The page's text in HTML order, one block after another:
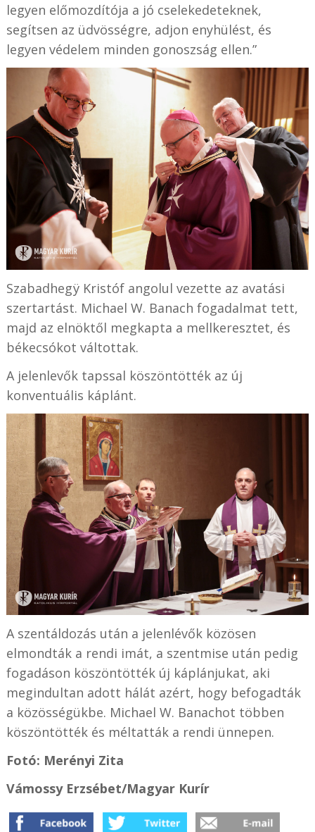
legyen előmozdítója a jó cselekedeteknek,
segítsen az üdvösségre, adjon enyhülést, és
legyen védelem minden gonoszság ellen.”
Szabadhegÿ Kristóf angolul vezette az avatási
szertartást. Michael W. Banach fogadalmat tett,
majd az elnöktől megkapta a mellkeresztet, és
békecsókot váltottak.
A jelenlevők tapssal köszöntötték az új
konventuális káplánt.
A szentáldozás után a jelenlévők közösen
elmondták a rendi imát, a szentmise után pedig
fogadáson köszöntötték új káplánjukat, aki
megindultan adott hálát azért, hogy befogadták
a közösségükbe. Michael W. Banachot többen
köszöntötték és méltatták a rendi ünnepen.
Fotó: Merényi Zita
Vámossy Erzsébet/Magyar Kurír